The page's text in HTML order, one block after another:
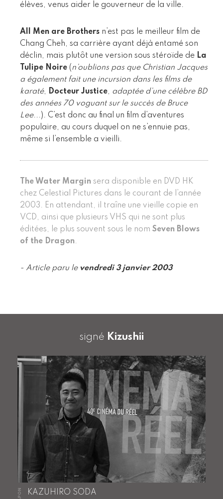
élèves, venus aider le gouverneur de la ville.
All Men are Brothers n’est pas le meilleur film de
Chang Cheh, sa carrière ayant déjà entamé son
déclin, mais plutôt une version sous stéroïde de La
Tulipe Noire (n’oublions pas que Christian Jacques
a également fait une incursion dans les films de
karaté, Docteur Justice, adaptée d’une célèbre BD
des années 70 voguant sur le succès de Bruce
Lee...). C’est donc au final un film d’aventures
populaire, au cours duquel on ne s’ennuie pas,
même si l’ensemble a vieilli.
The Water Margin sera disponible en DVD HK
chez Celestial Pictures dans le courant de l’année
2003. En attendant, il traîne une vieille copie en
VCD, ainsi que plusieurs VHS qui ne sont plus
éditées, le plus souvent sous le nom Seven Blows
of the Dragon.
- Article paru le vendredi 3 janvier 2003
signé Kizushii
KAZUHIRO SODA